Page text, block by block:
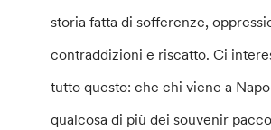
storia fatta di sofferenze,
contraddizioni e riscatto. Ci
tutto questo: che chi viene a
qualcosa di più dei souvenir